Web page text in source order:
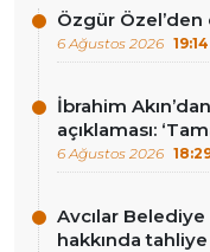
Özgür Özel’den
6 Ağustos 2026 19:14
İbrahim
açıklaması:
6 Ağustos 2026
Avcılar Belediye
hakkında tahliye